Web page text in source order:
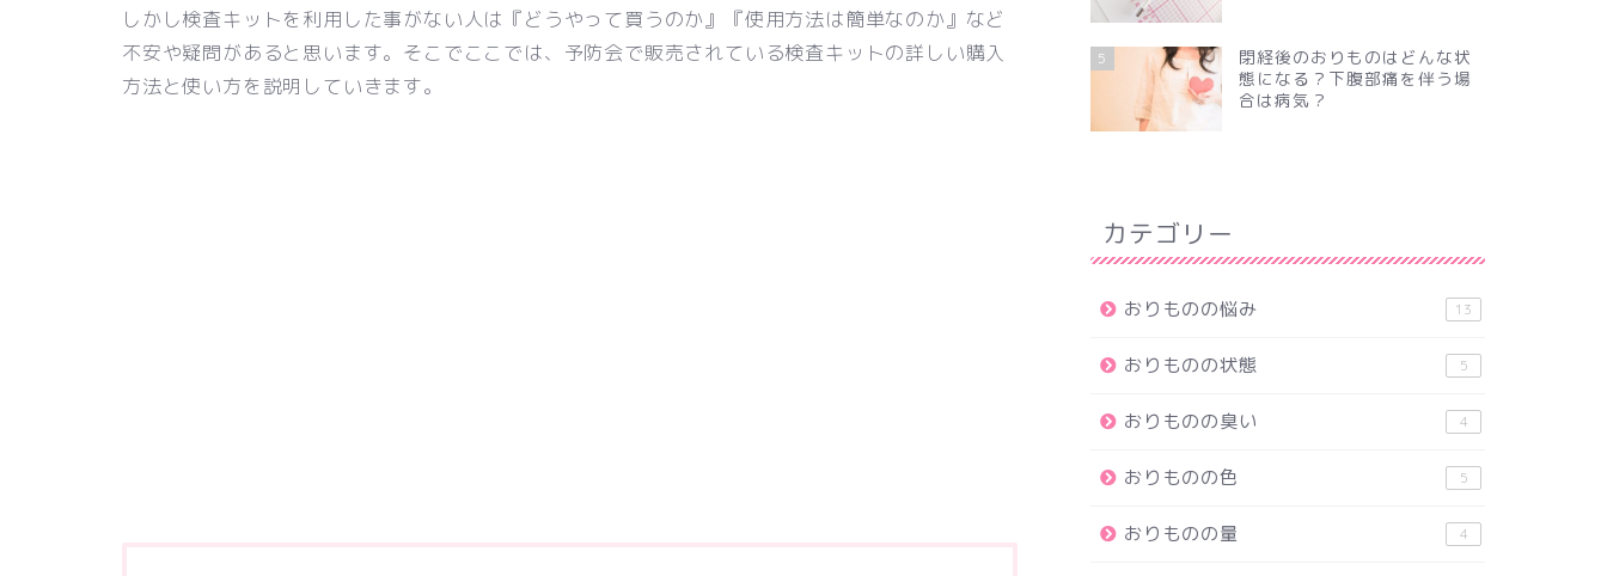
しかし検査キットを利用した事がない人は『どうやって買うのか』『使用方法は簡単なのか』など
不安や疑問があると思います。そこでここでは、予防会で販売されている検査キットの詳しい購入
方法と使い方を説明していきます。
5
閉経後のおりものはどんな状
態になる？下腹部痛を伴う場
合は病気？
カテゴリー
おりものの悩み 13
おりものの状態 5
おりものの臭い 4
おりものの色 5
おりものの量 4